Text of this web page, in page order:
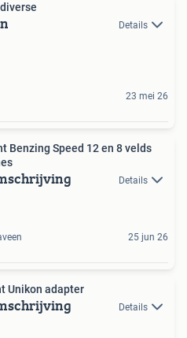
Details
23 mei 26
Benzing Speed 12 en 8 velds
Details
25 jun 26
Unikon adapter
Details